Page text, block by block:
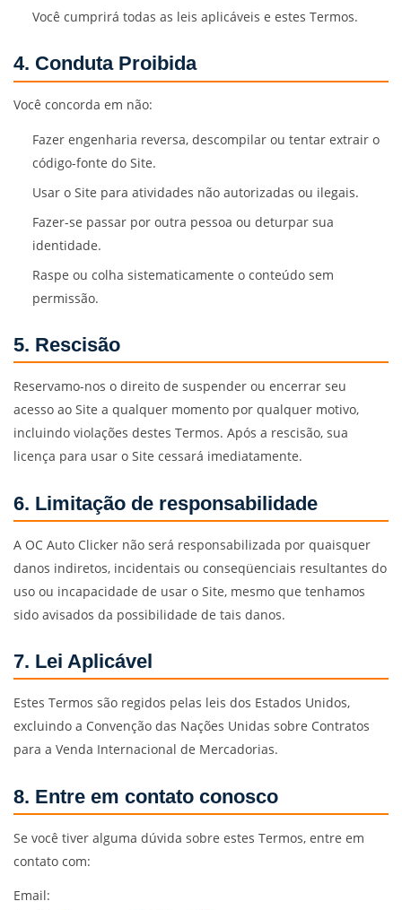
Você cumprirá todas as leis aplicáveis e estes Termos.
4. Conduta Proibida
Você concorda em não:
Fazer engenharia reversa, descompilar ou tentar extrair o
código-fonte do Site.
Usar o Site para atividades não autorizadas ou ilegais.
Fazer-se passar por outra pessoa ou deturpar sua
identidade.
Raspe ou colha sistematicamente o conteúdo sem
permissão.
5. Rescisão
Reservamo-nos o direito de suspender ou encerrar seu
acesso ao Site a qualquer momento por qualquer motivo,
incluindo violações destes Termos. Após a rescisão, sua
licença para usar o Site cessará imediatamente.
6. Limitação de responsabilidade
A OC Auto Clicker não será responsabilizada por quaisquer
danos indiretos, incidentais ou conseqüenciais resultantes do
uso ou incapacidade de usar o Site, mesmo que tenhamos
sido avisados da possibilidade de tais danos.
7. Lei Aplicável
Estes Termos são regidos pelas leis dos Estados Unidos,
excluindo a Convenção das Nações Unidas sobre Contratos
para a Venda Internacional de Mercadorias.
8. Entre em contato conosco
Se você tiver alguma dúvida sobre estes Termos, entre em
contato com:
Email: